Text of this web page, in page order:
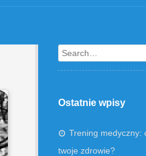
Search
Ostatnie wpisy
Trening medyczny:
twoje zdrowie?